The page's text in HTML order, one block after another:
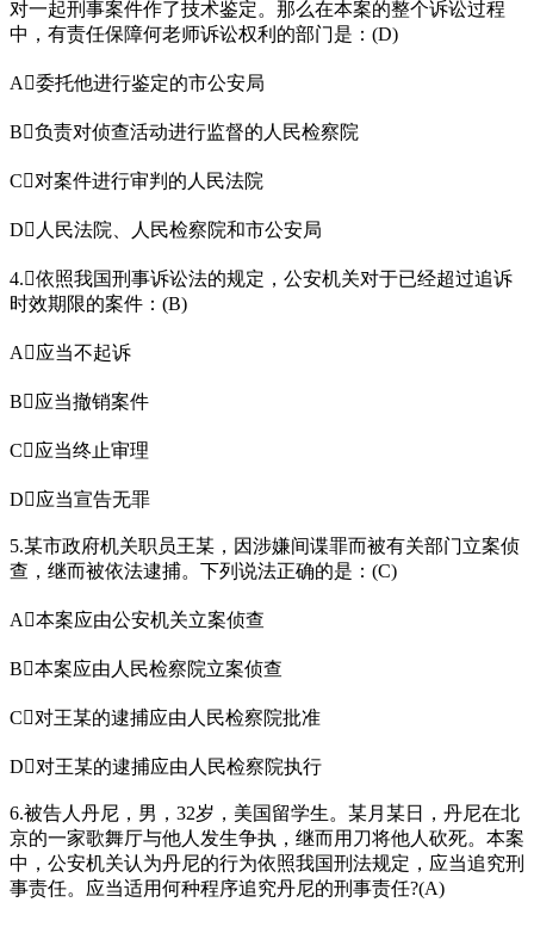
对一起刑事案件作了技术鉴定。那么在本案的整个诉讼过程
中，有责任保障何老师诉讼权利的部门是：(D)
A委托他进行鉴定的市公安局
B负责对侦查活动进行监督的人民检察院
C对案件进行审判的人民法院
D人民法院、人民检察院和市公安局
4.依照我国刑事诉讼法的规定，公安机关对于已经超过追诉
时效期限的案件：(B)
A应当不起诉
B应当撤销案件
C应当终止审理
D应当宣告无罪
5.某市政府机关职员王某，因涉嫌间谍罪而被有关部门立案侦
查，继而被依法逮捕。下列说法正确的是：(C)
A本案应由公安机关立案侦查
B本案应由人民检察院立案侦查
C对王某的逮捕应由人民检察院批准
D对王某的逮捕应由人民检察院执行
6.被告人丹尼，男，32岁，美国留学生。某月某日，丹尼在北
京的一家歌舞厅与他人发生争执，继而用刀将他人砍死。本案
中，公安机关认为丹尼的行为依照我国刑法规定，应当追究刑
事责任。应当适用何种程序追究丹尼的刑事责任?(A)